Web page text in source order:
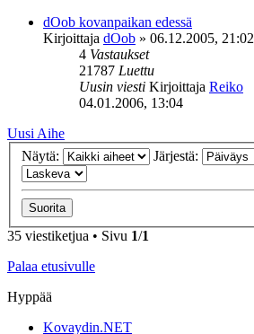
dOob kovanpaikan edessä
Kirjoittaja dOob » 06.12.2005, 21:02
4 Vastaukset
21787 Luettu
Uusin viesti Kirjoittaja Reiko
04.01.2006, 13:04
Uusi Aihe
Näytä:
Järjestä:
35 viestiketjua • Sivu 1/1
Palaa etusivulle
Hyppää
Kovaydin.NET